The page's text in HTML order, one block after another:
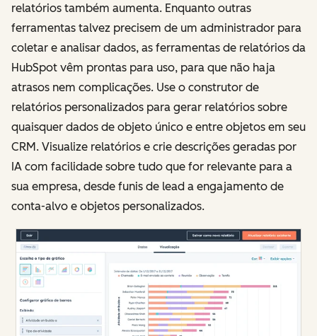
relatórios também aumenta. Enquanto outras
ferramentas talvez precisem de um administrador para
coletar e analisar dados, as ferramentas de relatórios da
HubSpot vêm prontas para uso, para que não haja
atrasos nem complicações. Use o construtor de
relatórios personalizados para gerar relatórios sobre
quaisquer dados de objeto único e entre objetos em seu
CRM. Visualize relatórios e crie descrições geradas por
IA com facilidade sobre tudo que for relevante para a
sua empresa, desde funis de lead a engajamento de
conta-alvo e objetos personalizados.